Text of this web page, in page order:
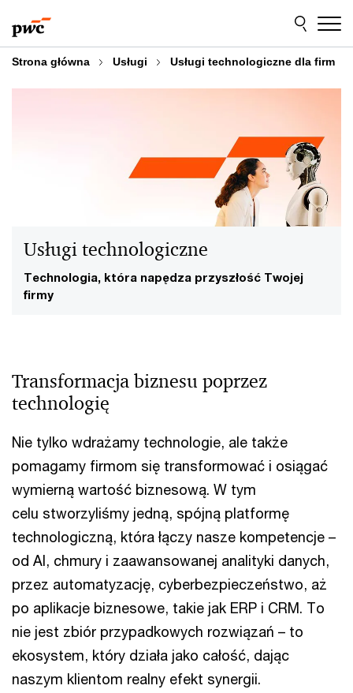
do
treści
do
stopki
Strona główna Usługi Usługi technologiczne dla firm
Technologia, która napędza przyszłość Twojej
firmy
Usługi technologiczne
Transformacja biznesu poprzez
technologię
Nie tylko wdrażamy technologie, ale także
pomagamy firmom się transformować i osiągać
wymierną wartość biznesową. W tym
celu stworzyliśmy jedną, spójną platformę
technologiczną, która łączy nasze kompetencje –
od AI, chmury i zaawansowanej analityki danych,
przez automatyzację, cyberbezpieczeństwo, aż
po aplikacje biznesowe, takie jak ERP i CRM. To
nie jest zbiór przypadkowych rozwiązań – to
ekosystem, który działa jako całość, dając
naszym klientom realny efekt synergii.